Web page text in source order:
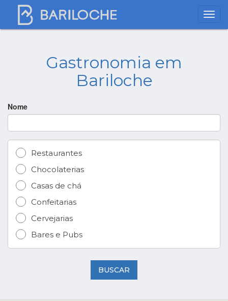
Gastronomia em
Bariloche
Nome
Restaurantes
Chocolaterias
Casas de chá
Confeitarias
Cervejarias
Bares e Pubs
BUSCAR